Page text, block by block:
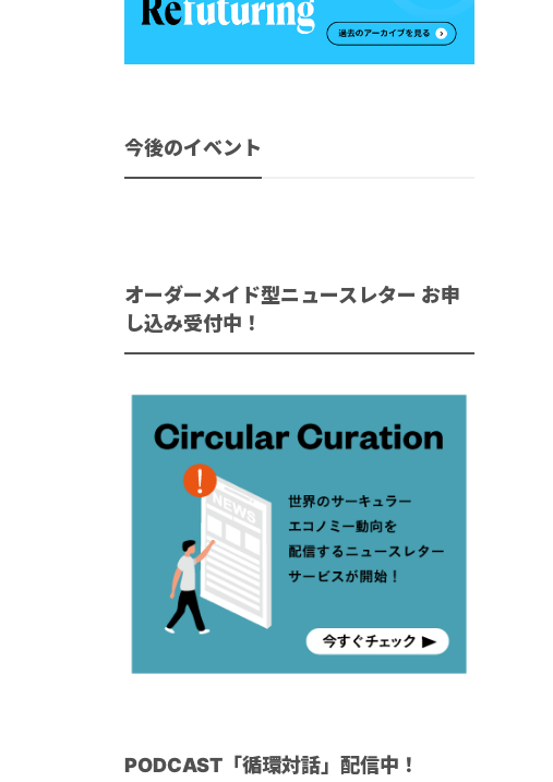
今後のイベント
オーダーメイド型ニュースレター お申
し込み受付中！
PODCAST「循環対話」配信中！